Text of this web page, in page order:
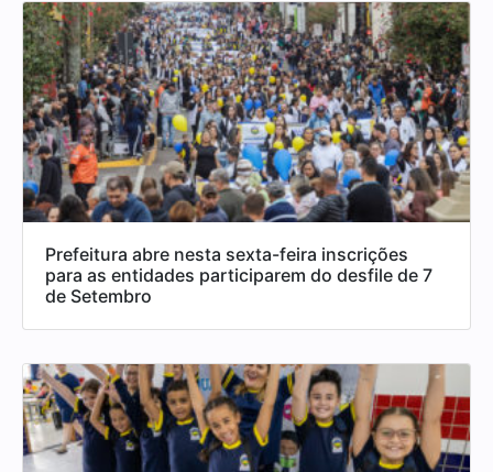
Prefeitura abre nesta sexta-feira inscrições
para as entidades participarem do desfile de 7
de Setembro